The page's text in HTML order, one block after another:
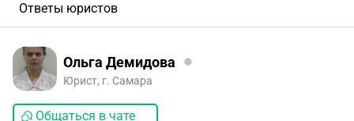
Ответы юристов
Ольга Демидова
Юрист, г. Самара
Общаться в чате